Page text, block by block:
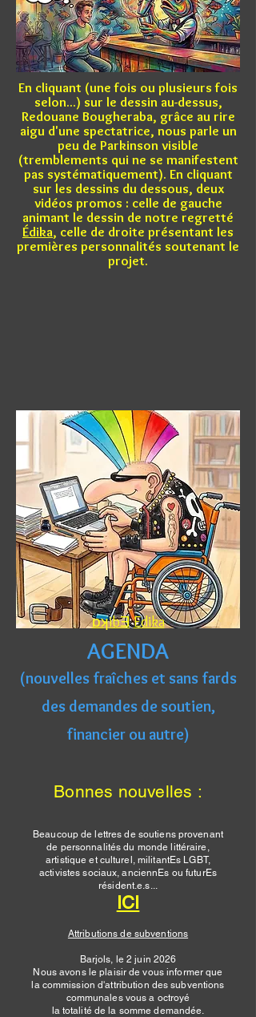
En cliquant (une fois ou plusieurs fois
selon...) sur le dessin au-dessus,
Redouane Bougheraba, grâce au rire
aigu d'une spectatrice, nous parle un
peu de Parkinson visible
(tremblements qui ne se manifestent
pas systématiquement). En cliquant
sur les dessins du dessous, deux
vidéos promos : celle de gauche
animant le dessin de notre regretté
Édika, celle de droite présentant les
premières personnalités soutenant le
projet.
ɒʞibƎEdika
AGENDA
(nouvelles fraîches et sans fards
des demandes de soutien,
financier ou autre)
Bonnes nouvelles :
Beaucoup de lettres de soutiens provenant
de personnalités du monde littéraire,
artistique et culturel, militantEs LGBT,
activistes sociaux, anciennEs ou futurEs
résident.e.s...
ICI
Attributions de subventions
Barjols, le 2 juin 2026
Nous avons le plaisir de vous informer que
la commission d'attribution des subventions
communales vous a octroyé
la totalité de la somme demandée.